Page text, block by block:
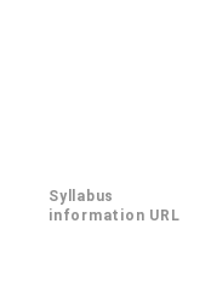
Syllabus
information URL